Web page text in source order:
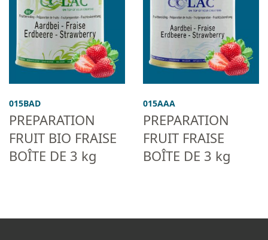
015BAD
PREPARATION
FRUIT BIO FRAISE
BOÎTE DE 3 kg
015AAA
PREPARATION
FRUIT FRAISE
BOÎTE DE 3 kg